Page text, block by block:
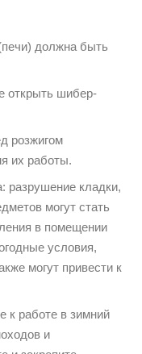
должна быть
открыть шибер-
розжигом
их работы.
разрушение кладки,
могут стать
в помещении
условия,
могут привести к
к работе в зимний
и